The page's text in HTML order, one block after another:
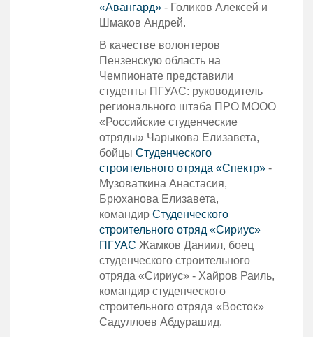
«Авангард»- Голиков Алексей и
Шмаков Андрей.
В качестве волонтеров
Пензенскую область на
Чемпионате представили
студенты ПГУАС: руководитель
регионального штаба ПРО МООО
«Российские студенческие
отряды» Чарыкова Елизавета,
бойцы Студенческого
строительного отряда «Спектр»-
Музоваткина Анастасия,
Брюханова Елизавета,
командир Студенческого
строительного отряд «Сириус»
ПГУАС Жамков Даниил, боец
студенческого строительного
отряда «Сириус» - Хайров Раиль,
командир студенческого
строительного отряда «Восток»
Садуллоев Абдурашид.